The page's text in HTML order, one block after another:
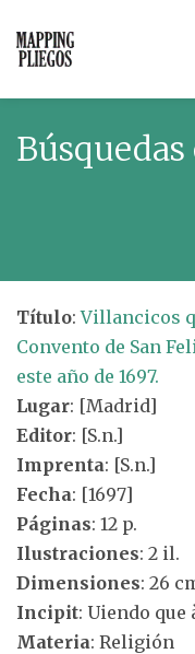
Título:Villancicos
Convento de San
este año de 1697.
Lugar: [Madrid]
Editor: [S.n.]
Imprenta: [S.n.]
Fecha: [1697]
Páginas: 12 p.
Ilustraciones: 2 il.
Dimensiones: 26
Incipit: Uiendo que
Materia: Religión